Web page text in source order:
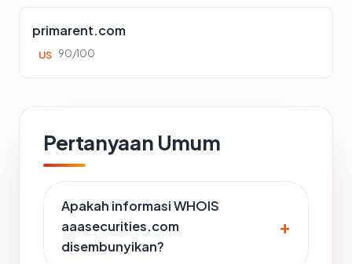
primarent.com
US 90/100
Pertanyaan Umum
Apakah informasi WHOIS
aaasecurities.com
disembunyikan?